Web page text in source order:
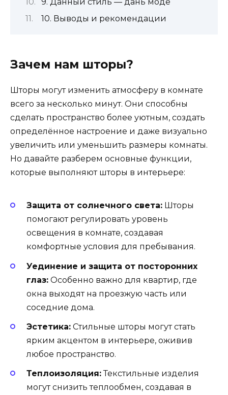
10. Выводы и рекомендации
Зачем нам шторы?
Шторы могут изменить атмосферу в комнате
всего за несколько минут. Они способны
сделать пространство более уютным, создать
определённое настроение и даже визуально
увеличить или уменьшить размеры комнаты.
Но давайте разберем основные функции,
которые выполняют шторы в интерьере:
Защита от солнечного света: Шторы
помогают регулировать уровень
освещения в комнате, создавая
комфортные условия для пребывания.
Уединение и защита от посторонних
глаз: Особенно важно для квартир, где
окна выходят на проезжую часть или
соседние дома.
Эстетика: Стильные шторы могут стать
ярким акцентом в интерьере, оживив
любое пространство.
Теплоизоляция:Текстильные изделия
могут снизить теплообмен, создавая в